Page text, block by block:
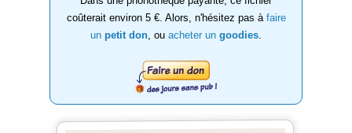
coûterait environ 5 €. Alors, n'hésitez pas à faire
un petit don , ou acheter un goodies